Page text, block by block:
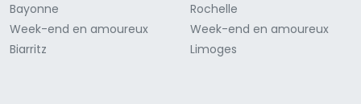
Bayonne
Week-end en amoureux
Biarritz
Rochelle
Week-end en amoureux
Limoges